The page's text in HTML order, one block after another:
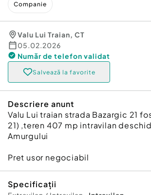
Companie
Valu Lui Traian, CT
05.02.2026
Număr de telefon validat
Salvează la favorite
Descriere anunt
Valu Lui traian strada Bazargic 21
21) ,teren 407 mp intravilan
Amurgului
Pret usor negociabil
Specificații